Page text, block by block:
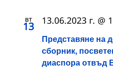
вт
13
Представяне на
сборник,
диаспора отвъд
13.06.2023 г. @